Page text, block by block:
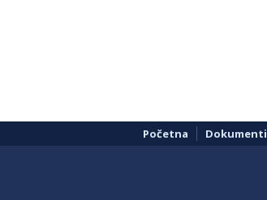
Početna Dokumenti